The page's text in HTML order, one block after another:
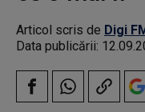
Articol scris de Digi
Data publicării: